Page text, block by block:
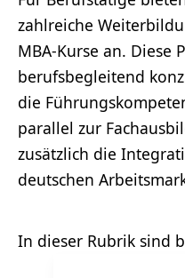
zahlreiche
MBA-Kurse an. Diese
berufsbegleitend
die
parallel zur
zusätzlich die
deutschen